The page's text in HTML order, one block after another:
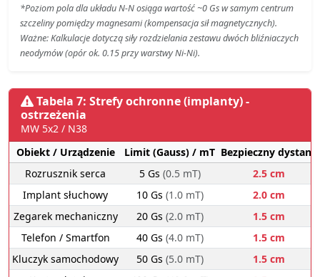
*Poziom pola dla układu N-N osiąga wartość ~0 Gs w samym centrum
szczeliny pomiędzy magnesami (kompensacja sił magnetycznych).
Ważne: Kalkulacje dotyczą siły rozdzielania zestawu dwóch bliźniaczych
neodymów (opór ok. 0.15 przy warstwy Ni-Ni).
Tabela 7: Strefy ochronne (implanty) -
ostrzeżenia
MW 5x2 / N38
Obiekt / Urządzenie
Limit (Gauss) / mT Bezpieczny dystans
Rozrusznik serca
5 Gs (0.5 mT)
2.5 cm
Implant słuchowy
10 Gs (1.0 mT)
2.0 cm
Zegarek mechaniczny
20 Gs (2.0 mT)
1.5 cm
Telefon / Smartfon
40 Gs (4.0 mT)
1.5 cm
Kluczyk samochodowy
50 Gs (5.0 mT)
1.5 cm